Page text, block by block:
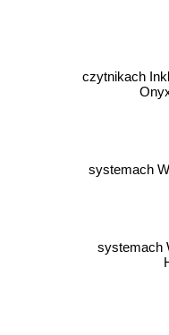
czytnikach
systemach
systemach